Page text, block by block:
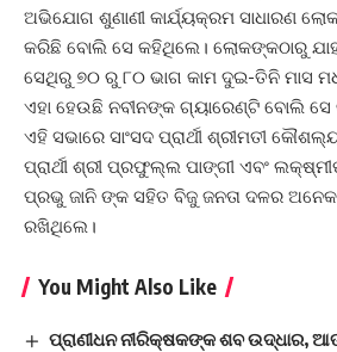
ଅଭିଯୋଗ ଶୁଣାଣୀ କାର୍ଯ୍ୟକ୍ରମ ସାଧାରଣ
କରିଛି ବୋଲି ସେ କହିଥିଲେ। ଲୋକଙ୍କଠାରୁ
ସେଥିରୁ ୭୦ ରୁ ୮୦ ଭାଗ କାମ ଦୁଇ-ତିନି ମାସ
ଏହା ହେଉଛି ନବୀନଙ୍କ ଗ୍ୟାରେଣ୍ଟି ବୋଲି ସେ
ଏହି ସଭାରେ ସାଂସଦ ପ୍ରାର୍ଥୀ ଶ୍ରୀମତୀ
ପ୍ରାର୍ଥୀ ଶ୍ରୀ ପ୍ରଫୁଲ୍ଲ ପାଙ୍ଗୀ ଏବଂ
ପ୍ରଭୁ ଜାନି ଙ୍କ ସହିତ ବିଜୁ ଜନତା ଦଳର
ରଖିଥିଲେ।
You Might Also Like
ପ୍ରାଣୀଧନ ନୀରିକ୍ଷକଙ୍କ ଶବ ଉଦ୍ଧାର,